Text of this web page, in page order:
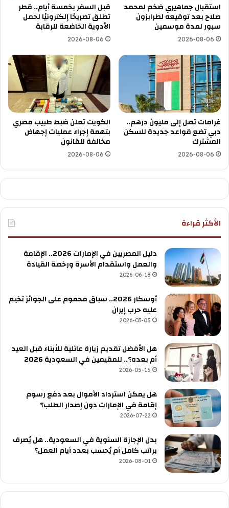
استقبال جماهيري ضخم لمحمد
صلاح بعد توقيعه لطرابزون
سبور لمدة موسمين
2026-08-06
قبل السفر بخمسة أيام.. قطر
تطلق تصريحًا إلكترونيًا لحمل
الأدوية الخاضعة للرقابة
2026-08-06
غرامات تصل إلى مليون درهم..
دبي تضع قواعد جديدة للسكن
المشترك
2026-08-06
الكويت تعلن ضبط طبيب مصري
بتهمة إجراء عمليات إجهاض
مخالفة للقانون
2026-08-06
الأكثر قراءة
دليل المصريين في الإمارات 2026.. الإقامة
والعمل واستقدام الأسرة ورخصة القيادة
2026-06-18
أوسكار 2026.. سباق محموم على الجوائز تخيم
عليه حرب إيران
2026-03-05
هل الأفضل تقديم زيارة عائلية للأبناء قبل العيد
أم بعده؟.. للمقيمين في السعودية 2026
2026-05-15
هل يمكن استرداد الأموال بعد دفع رسوم
إقامة في الإمارات دون إصدار الطلب؟
2026-07-22
بدل الإجازة السنوية في السعودية.. هل يُصرف
براتب كامل أم يُحسب بعدد أيام العمل؟
2026-08-01